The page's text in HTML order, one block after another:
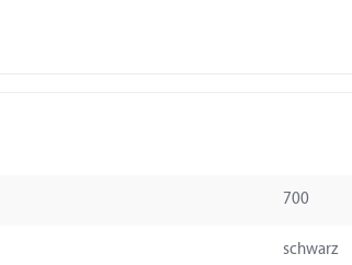
700
schwarz